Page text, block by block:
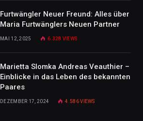
Furtwängler Neuer Freund: Alles über
Maria Furtwänglers Neuen Partner
MAI 12, 2025 6.328 VIEWS
Marietta Slomka Andreas Veauthier –
Einblicke in das Leben des bekannten
Paares
DEZEMBER 17, 2024 4.586VIEWS